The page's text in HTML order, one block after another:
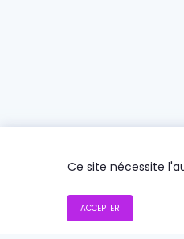
Ce site nécessite
ACCEPTER